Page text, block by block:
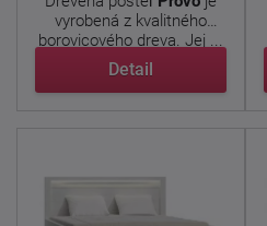
vyrobená z kvalitného
borovicového dreva. Jej ...
Detail